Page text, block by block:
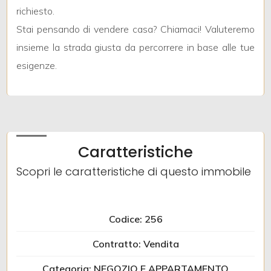
richiesto.
Stai pensando di vendere casa? Chiamaci! Valuteremo
insieme la strada giusta da percorrere in base alle tue
esigenze.
Caratteristiche
Scopri le caratteristiche di questo immobile
Codice: 256
Contratto: Vendita
2
3
5
5+
multiscelta